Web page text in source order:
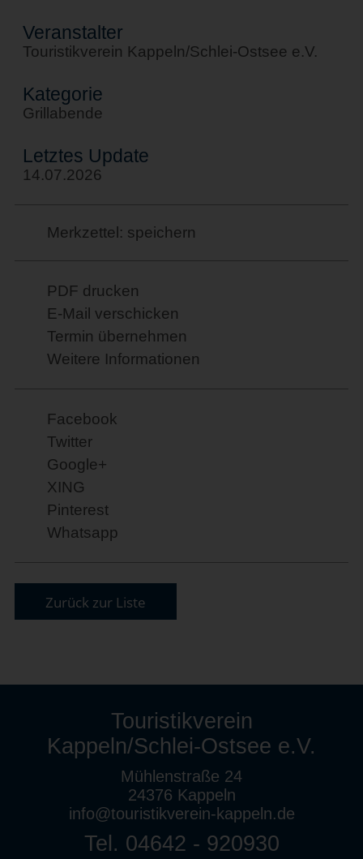
Veranstalter
Touristikverein Kappeln/Schlei-Ostsee e.V.
Kategorie
Grillabende
Letztes Update
14.07.2026
Merkzettel: speichern
PDF drucken
E-Mail verschicken
Termin übernehmen
Weitere Informationen
Facebook
Twitter
Google+
XING
Pinterest
Whatsapp
Zurück zur Liste
Touristikverein
Kappeln/Schlei-Ostsee e.V.
Mühlenstraße 24
24376 Kappeln
info@touristikverein-kappeln.de
Tel. 04642 - 920930